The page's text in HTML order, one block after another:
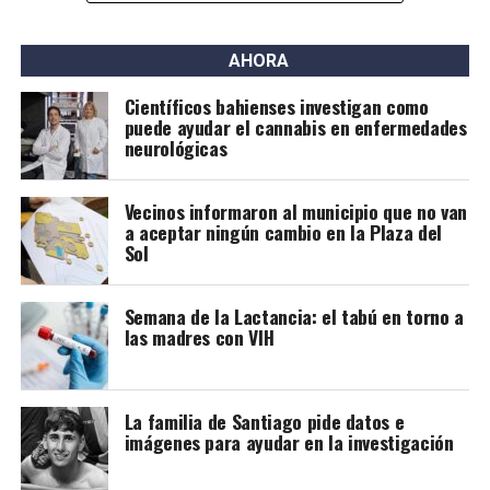
Los primeros estudios que respaldaron esta posibilidad
surgieron en países de bajos ingresos, donde la
Organización Mundial de la Salud (OMS) comenzó a
recomendar la lactancia para personas con VIH bajo
tratamiento.
Investigaciones posteriores confirmaron tasas muy
bajas de transmisión, especialmente cuando el
tratamiento se inició antes del embarazo o en sus
primeras etapas y se mantuvo de forma estricta. Los
pocos casos detectados estuvieron asociados a cargas
virales elevadas o a la interrupción de la medicación.
A partir de esta evidencia, distintas guías
internacionales modificaron sus recomendaciones.
Organismos como la Sociedad Clínica Europea del Sida
(EACS), el Departamento de Salud de Estados Unidos y la
AHORA
Científicos bahienses investigan como
puede ayudar el cannabis en enfermedades
neurológicas
Vecinos informaron al municipio que no van
a aceptar ningún cambio en la Plaza del
Sol
Semana de la Lactancia: el tabú en torno a
las madres con VIH
La familia de Santiago pide datos e
imágenes para ayudar en la investigación